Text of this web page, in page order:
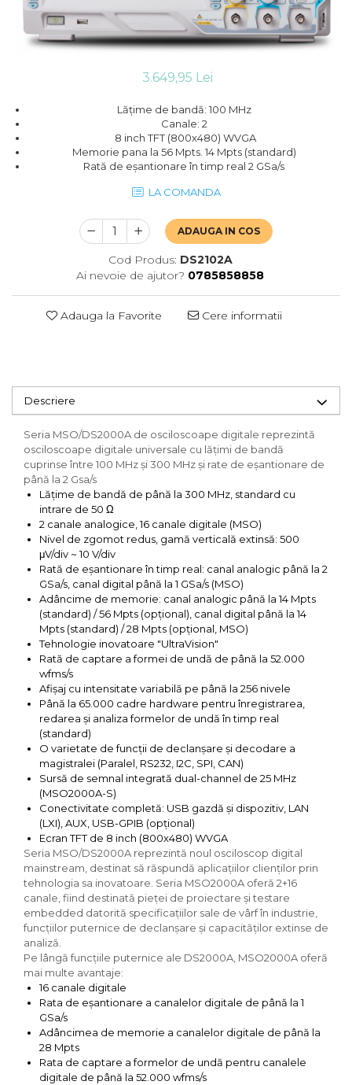
3.649,95 Lei
Lățime de bandă: 100 MHz
Canale: 2
8 inch TFT (800x480) WVGA
Memorie pana la 56 Mpts. 14 Mpts (standard)
Rată de eșantionare în timp real 2 GSa/s
LA COMANDA
ADAUGA IN COS
Cod Produs: DS2102A
Ai nevoie de ajutor? 0785858858
Adauga la Favorite Cere informatii
Descriere
Seria MSO/DS2000A de osciloscoape digitale reprezintă
osciloscoape digitale universale cu lăţimi de bandă
cuprinse între 100 MHz și 300 MHz și rate de eşantionare de
până la 2 Gsa/s
Lățime de bandă de până la 300 MHz, standard cu
intrare de 50 Ω
2 canale analogice, 16 canale digitale (MSO)
Nivel de zgomot redus, gamă verticală extinsă: 500
μV/div ~ 10 V/div
Rată de eșantionare în timp real: canal analogic până la 2
GSa/s, canal digital până la 1 GSa/s (MSO)
Adâncime de memorie: canal analogic până la 14 Mpts
(standard) / 56 Mpts (opțional), canal digital până la 14
Mpts (standard) / 28 Mpts (opțional, MSO)
Tehnologie inovatoare "UltraVision"
Rată de captare a formei de undă de până la 52.000
wfms/s
Afișaj cu intensitate variabilă pe până la 256 nivele
Până la 65.000 cadre hardware pentru înregistrarea,
redarea și analiza formelor de undă în timp real
(standard)
O varietate de funcții de declanșare și decodare a
magistralei (Paralel, RS232, I2C, SPI, CAN)
Sursă de semnal integrată dual-channel de 25 MHz
(MSO2000A-S)
Conectivitate completă: USB gazdă și dispozitiv, LAN
(LXI), AUX, USB-GPIB (opțional)
Ecran TFT de 8 inch (800x480) WVGA
Seria MSO/DS2000A reprezintă noul osciloscop digital
mainstream, destinat să răspundă aplicațiilor clienților prin
tehnologia sa inovatoare. Seria MSO2000A oferă 2+16
canale, fiind destinată pieței de proiectare și testare
embedded datorită specificațiilor sale de vârf în industrie,
funcțiilor puternice de declanșare și capacităților extinse de
analiză.
Pe lângă funcțiile puternice ale DS2000A, MSO2000A oferă
mai multe avantaje:
16 canale digitale
Rata de eșantionare a canalelor digitale de până la 1
GSa/s
Adâncimea de memorie a canalelor digitale de până la
28 Mpts
Rata de captare a formelor de undă pentru canalele
digitale de până la 52.000 wfms/s